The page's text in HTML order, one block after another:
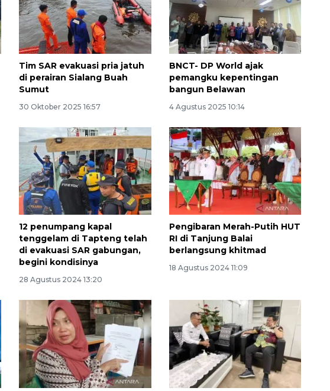
Tim SAR evakuasi pria jatuh
di perairan Sialang Buah
Sumut
30 Oktober 2025 16:57
BNCT- DP World ajak
pemangku kepentingan
bangun Belawan
4 Agustus 2025 10:14
12 penumpang kapal
tenggelam di Tapteng telah
di evakuasi SAR gabungan,
begini kondisinya
28 Agustus 2024 13:20
Pengibaran Merah-Putih HUT
RI di Tanjung Balai
berlangsung khitmad
18 Agustus 2024 11:09
160 ribu sambungan baru
jaringan gas 2026
2026-08-07 18:00:00